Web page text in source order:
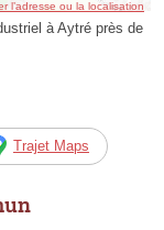
l’adresse ou la localisation
à Aytré près de
Trajet Maps